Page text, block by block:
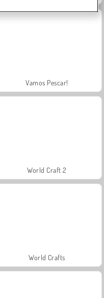
Vamos Pescar!
World Craft 2
World Crafts